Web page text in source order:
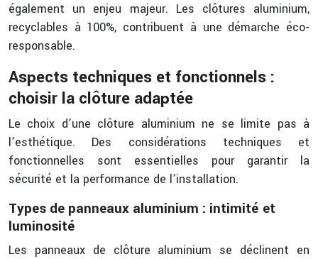
également un enjeu majeur. Les clôtures aluminium,
recyclables à 100%, contribuent à une démarche éco-
responsable.
Aspects techniques et fonctionnels :
choisir la clôture adaptée
Le choix d’une clôture aluminium ne se limite pas à
l’esthétique. Des considérations techniques et
fonctionnelles sont essentielles pour garantir la
sécurité et la performance de l’installation.
Types de panneaux aluminium : intimité et
luminosité
Les panneaux de clôture aluminium se déclinent en